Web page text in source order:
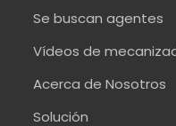
Se buscan agentes
Vídeos de
Acerca de Nosotros
Solución